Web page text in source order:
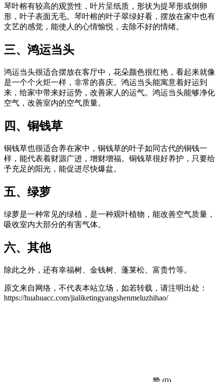
琴叶榕有较高的观赏性，叶片呈纸质，形状为提琴形或倒卵
形，叶子表面无毛。琴叶榕的叶子翠绿好看，摆放在家中也有
文艺的感觉，能使人的心情愉悦，去除不好的情绪。
三、鸿运当头
鸿运当头很适合摆放在客厅中，花朵颜色很红艳，看起来就像
是一个个火炬一样，非常的喜庆。鸿运当头能寓意着好运到
来，给家中带来好运势，改善家人的运气。鸿运当头能够净化
空气，改善室内的空气质量。
四、铜钱草
铜钱草也很适合养在家中，铜钱草的叶子如同古代的铜钱一
样，能代表着财源广进，增财增福。铜钱草很好养护，只要给
予充足的阳光，能促进尽快爆盆。
五、绿萝
绿萝是一种常见的绿植，是一种观叶植物，能改善空气质量，
吸收室内大部分的有害气体。
六、其他
除此之外，还有幸福树、金钱树、蓬莱松、富贵竹等。
原文来自网络，不代表本站立场，如若转载，请注明出处：
https://huahuacc.com/jialiketingyangshenmeluzhihao/